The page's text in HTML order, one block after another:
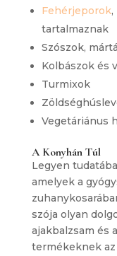
Fehérjeporok,
tartalmaznak
Szószok,
Kolbászok és
Turmixok
Vegetáriánus
A Konyhán Túl
Legyen
amelyek a
szója olyan
ajakbalzsam és
termékeknek